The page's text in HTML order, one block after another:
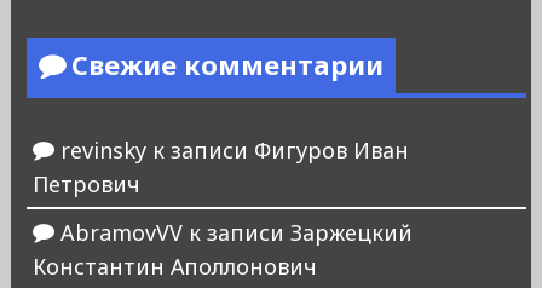
Свежие комментарии
revinskyк записи Фигуров Иван
Петрович
AbramovVVк записи Заржецкий
Константин Аполлонович